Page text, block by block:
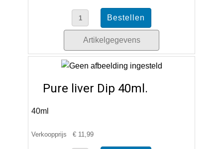
Artikelgegevens
Pure liver Dip 40ml.
40ml
Verkoopprijs € 11,99